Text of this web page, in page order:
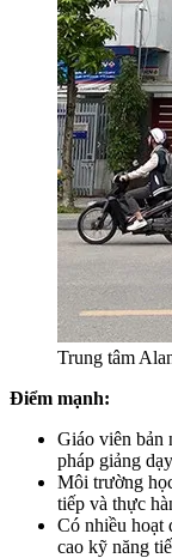
Trung tâm
Điểm mạnh:
Giáo viên bản
pháp giảng
Môi trường
tiếp và thực
Có nhiều hoạt
cao kỹ năng